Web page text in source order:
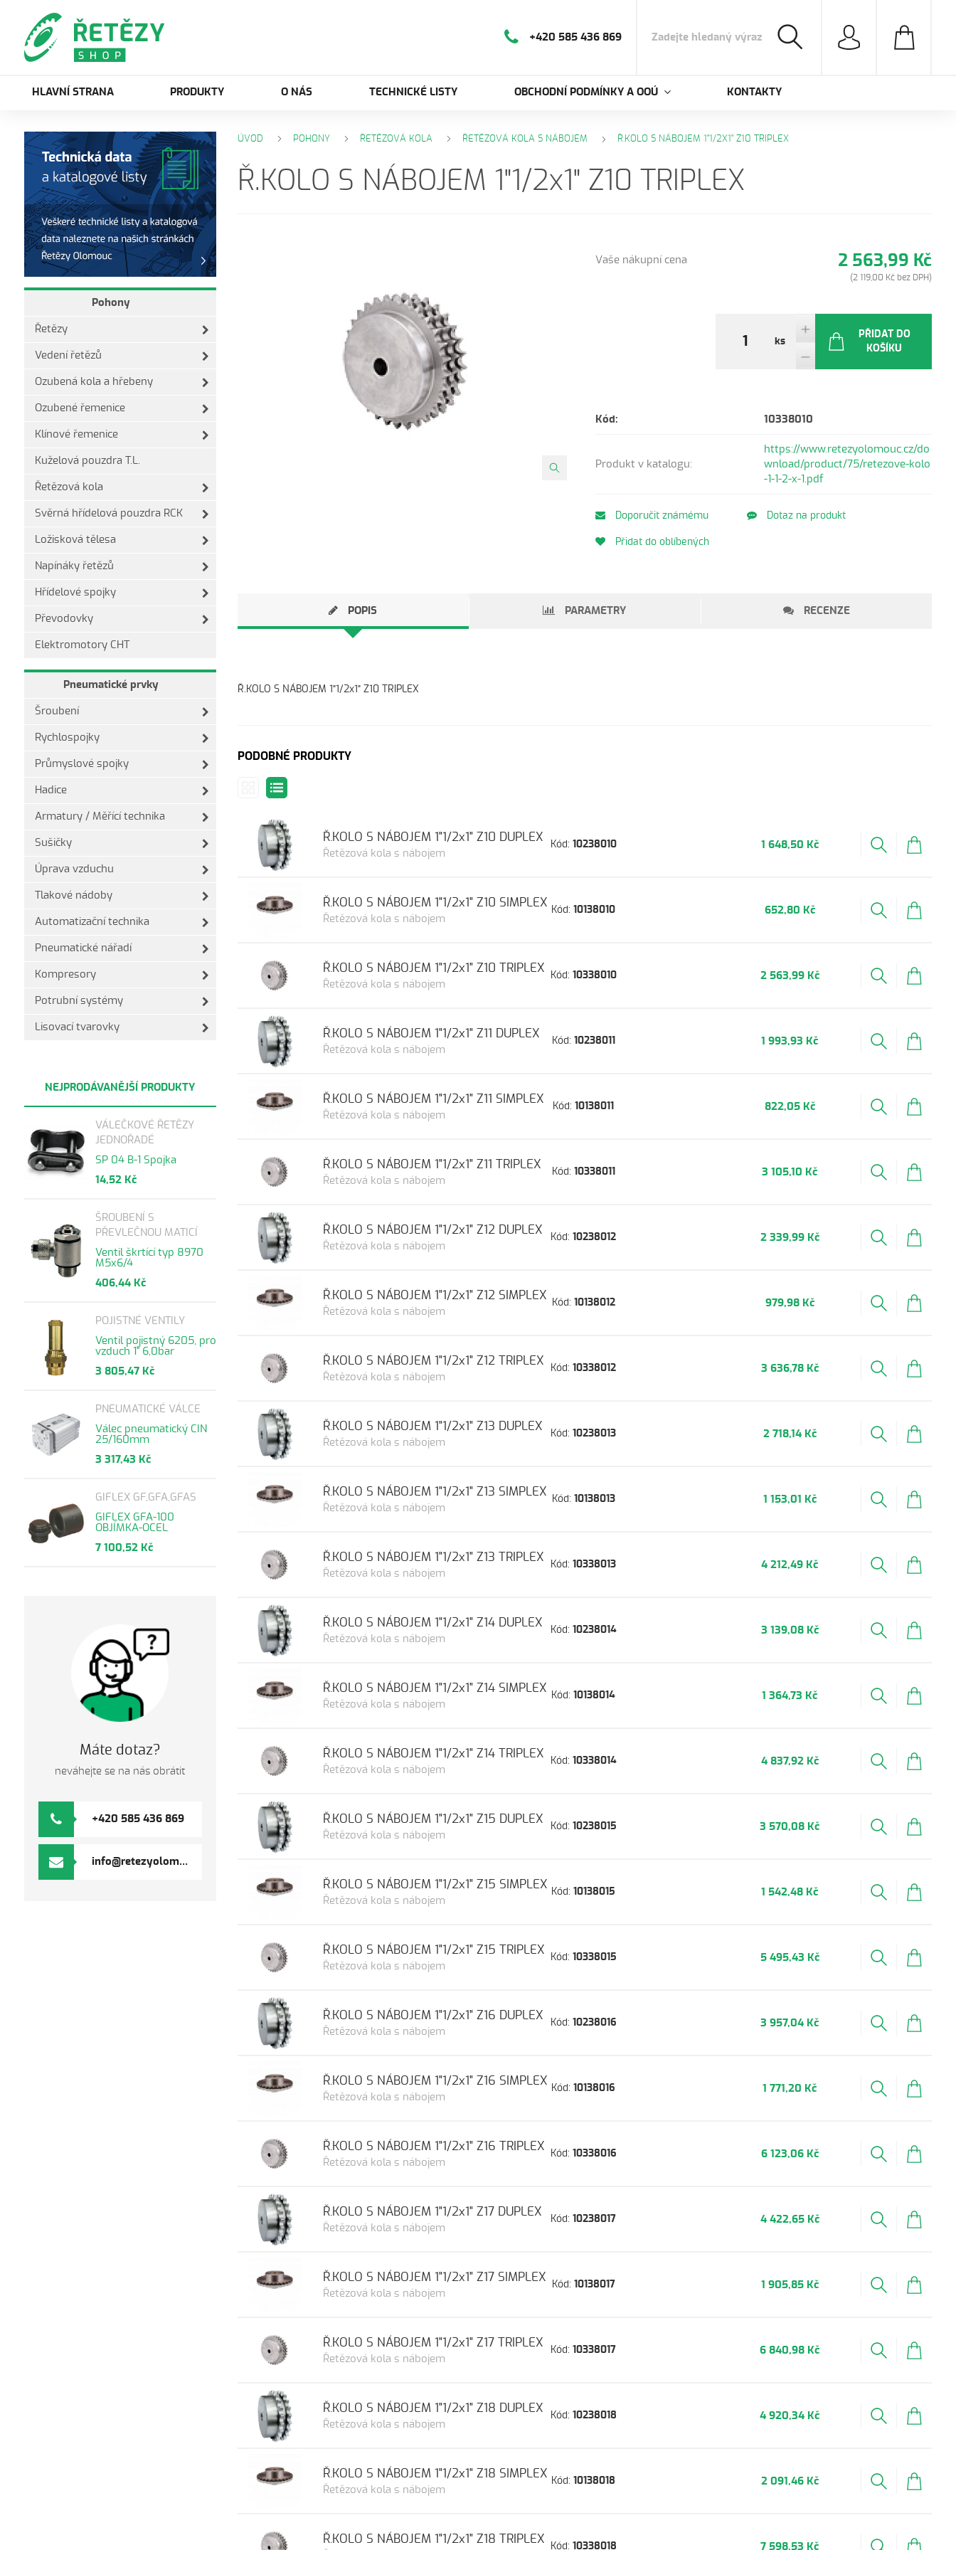
+420 585 436 869
HLAVNÍ STRANA PRODUKTY O NÁS TECHNICKÉ LISTY OBCHODNÍ PODMÍNKY A OOÚ KONTAKTY
Pohony
Řetězy
Vedení řetězů
Ozubená kola a hřebeny
Ozubené řemenice
Klínové řemenice
Kuželová pouzdra T.L.
Řetězová kola
Svěrná hřídelová pouzdra RCK
Ložisková tělesa
Napínáky řetězů
Hřídelové spojky
Převodovky
Elektromotory CHT
Pneumatické prvky
Šroubení
Rychlospojky
Průmyslové spojky
Hadice
Armatury / Měřící technika
Sušičky
Úprava vzduchu
Tlakové nádoby
Automatizační technika
Pneumatické nářadí
Kompresory
Potrubní systémy
Lisovací tvarovky
NEJPRODÁVANĚJŠÍ PRODUKTY
VÁLEČKOVÉ ŘETĚZY
JEDNOŘADÉ
SP 04 B-1 Spojka
14,52 Kč
ŠROUBENÍ S
PŘEVLEČNOU MATICÍ
Ventil škrtící typ 8970
M5x6/4
406,44 Kč
POJISTNÉ VENTILY
Ventil pojistný 6205, pro
vzduch 1" 6,0bar
3 805,47 Kč
PNEUMATICKÉ VÁLCE
Válec pneumatický CIN
25/160mm
3 317,43 Kč
GIFLEX GF,GFA,GFAS
GIFLEX GFA-100
OBJÍMKA-OCEL
7 100,52 Kč
Máte dotaz?
neváhejte se na nás obrátit
+420 585 436 869
info@retezyolomouc.cz
ÚVOD POHONY ŘETĚZOVÁ KOLA ŘETĚZOVÁ KOLA S NÁBOJEM Ř.KOLO S NÁBOJEM 1"1/2X1" Z10 TRIPLEX
Ř.KOLO S NÁBOJEM 1"1/2x1" Z10 TRIPLEX
Vaše nákupní cena 2 563,99 Kč
(2 119,00 Kč bez DPH)
ks
PŘIDAT DO
KOŠÍKU
Kód: 10338010
Produkt v katalogu:
https://www.retezyolomouc.cz/do
wnload/product/75/retezove-kolo
-1-1-2-x-1.pdf
Doporučit známému Dotaz na produkt
Přidat do oblíbených
POPIS PARAMETRY RECENZE
Ř.KOLO S NÁBOJEM 1"1/2x1" Z10 TRIPLEX
PODOBNÉ PRODUKTY
Kód: 10238010
Řetězová kola s nábojem
Ř.KOLO S NÁBOJEM 1"1/2x1" Z10 DUPLEX
1 648,50 Kč
Kód:10138010
Řetězová kola s nábojem
Ř.KOLO S NÁBOJEM 1"1/2x1" Z10 SIMPLEX
652,80 Kč
Kód: 10338010
Řetězová kola s nábojem
Ř.KOLO S NÁBOJEM 1"1/2x1" Z10 TRIPLEX
2 563,99 Kč
Kód: 10238011
Řetězová kola s nábojem
Ř.KOLO S NÁBOJEM 1"1/2x1" Z11 DUPLEX
1 993,93 Kč
Kód:10138011
Řetězová kola s nábojem
Ř.KOLO S NÁBOJEM 1"1/2x1" Z11 SIMPLEX
822,05 Kč
Kód: 10338011
Řetězová kola s nábojem
Ř.KOLO S NÁBOJEM 1"1/2x1" Z11 TRIPLEX
3 105,10 Kč
Kód:10238012
Řetězová kola s nábojem
Ř.KOLO S NÁBOJEM 1"1/2x1" Z12 DUPLEX
2 339,99 Kč
Kód: 10138012
Řetězová kola s nábojem
Ř.KOLO S NÁBOJEM 1"1/2x1" Z12 SIMPLEX
979,98 Kč
Kód:10338012
Řetězová kola s nábojem
Ř.KOLO S NÁBOJEM 1"1/2x1" Z12 TRIPLEX
3 636,78 Kč
Kód:10238013
Řetězová kola s nábojem
Ř.KOLO S NÁBOJEM 1"1/2x1" Z13 DUPLEX
2 718,14 Kč
Kód: 10138013
Řetězová kola s nábojem
Ř.KOLO S NÁBOJEM 1"1/2x1" Z13 SIMPLEX
1 153,01 Kč
Kód:10338013
Řetězová kola s nábojem
Ř.KOLO S NÁBOJEM 1"1/2x1" Z13 TRIPLEX
4 212,49 Kč
Kód: 10238014
Řetězová kola s nábojem
Ř.KOLO S NÁBOJEM 1"1/2x1" Z14 DUPLEX
3 139,08 Kč
Kód:10138014
Řetězová kola s nábojem
Ř.KOLO S NÁBOJEM 1"1/2x1" Z14 SIMPLEX
1 364,73 Kč
Kód: 10338014
Řetězová kola s nábojem
Ř.KOLO S NÁBOJEM 1"1/2x1" Z14 TRIPLEX
4 837,92 Kč
Kód: 10238015
Řetězová kola s nábojem
Ř.KOLO S NÁBOJEM 1"1/2x1" Z15 DUPLEX
3 570,08 Kč
Kód:10138015
Řetězová kola s nábojem
Ř.KOLO S NÁBOJEM 1"1/2x1" Z15 SIMPLEX
1 542,48 Kč
Kód: 10338015
Řetězová kola s nábojem
Ř.KOLO S NÁBOJEM 1"1/2x1" Z15 TRIPLEX
5 495,43 Kč
Kód: 10238016
Řetězová kola s nábojem
Ř.KOLO S NÁBOJEM 1"1/2x1" Z16 DUPLEX
3 957,04 Kč
Kód:10138016
Řetězová kola s nábojem
Ř.KOLO S NÁBOJEM 1"1/2x1" Z16 SIMPLEX
1 771,20 Kč
Kód: 10338016
Řetězová kola s nábojem
Ř.KOLO S NÁBOJEM 1"1/2x1" Z16 TRIPLEX
6 123,06 Kč
Kód:10238017
Řetězová kola s nábojem
Ř.KOLO S NÁBOJEM 1"1/2x1" Z17 DUPLEX
4 422,65 Kč
Kód: 10138017
Řetězová kola s nábojem
Ř.KOLO S NÁBOJEM 1"1/2x1" Z17 SIMPLEX
1 905,85 Kč
Kód:10338017
Řetězová kola s nábojem
Ř.KOLO S NÁBOJEM 1"1/2x1" Z17 TRIPLEX
6 840,98 Kč
Kód: 10238018
Řetězová kola s nábojem
Ř.KOLO S NÁBOJEM 1"1/2x1" Z18 DUPLEX
4 920,34 Kč
Kód:10138018
Řetězová kola s nábojem
Ř.KOLO S NÁBOJEM 1"1/2x1" Z18 SIMPLEX
2 091,46 Kč
Kód: 10338018
Ř.KOLO S NÁBOJEM 1"1/2x1" Z18 TRIPLEX
7 598,53 Kč